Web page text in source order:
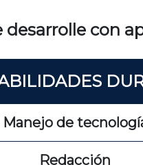
con
Manejo de
Redacción